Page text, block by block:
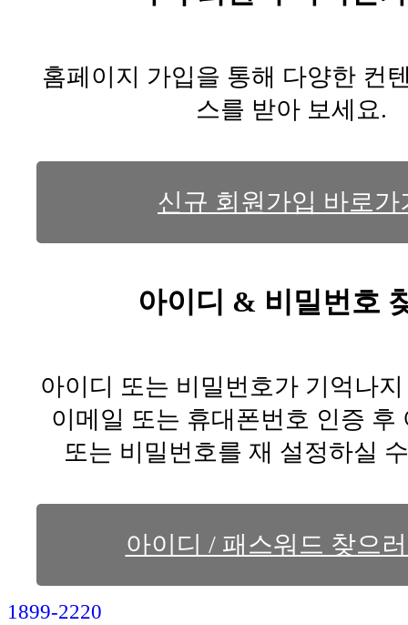
홈페이지 가입을 통해 다양한 컨
스를 받아 보세요.
신규 회원가입 바로가
아이디 & 비밀번호
아이디 또는 비밀번호가 기억나
이메일 또는 휴대폰번호 인증 후
또는 비밀번호를 재 설정하실
아이디 / 패스워드 찾으
1899-2220